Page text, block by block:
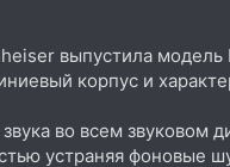
выпустила
корпус и
во всем звуковом
устраняя фоновые